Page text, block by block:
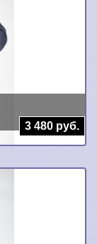
3 480 руб.